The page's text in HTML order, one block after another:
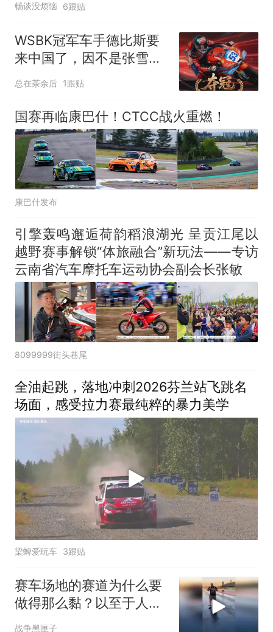
畅谈没烦恼 6跟贴
WSBK冠军车手德比斯要
来中国了，因不是张雪机
车邀请而引发热议
总在茶余后 1跟贴
国赛再临康巴什！CTCC战火重燃！
康巴什发布
引擎轰鸣邂逅荷韵稻浪湖光 呈贡江尾以
越野赛事解锁“体旅融合”新玩法——专访
云南省汽车摩托车运动协会副会长张敏
8099999街头巷尾
全油起跳，落地冲刺2026芬兰站飞跳名
场面，感受拉力赛最纯粹的暴力美学
梁蜱爱玩车 3跟贴
赛车场地的赛道为什么要
做得那么黏？以至于人站
上去瞬间被粘住
战争黑匣子